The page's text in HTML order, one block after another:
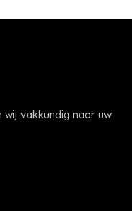
vakkundig naar uw